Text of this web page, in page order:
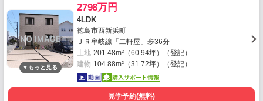
2798万円
4LDK
徳島市西新浜町
ＪＲ牟岐線「二軒屋」歩36分
土地 201.48m²（60.94坪）（登記）
建物 104.88m²（31.72坪）（登記）
見学予約(無料)